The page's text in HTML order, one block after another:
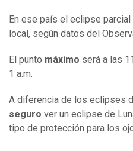
En ese país el eclipse
local, según datos del
El punto máximo será a las
1 a.m.
A diferencia de los eclipses
seguro ver un eclipse de
tipo de protección para los